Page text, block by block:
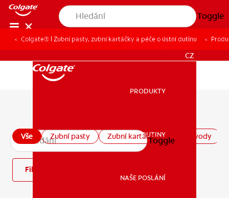
Toggle
ZDRAVÍ ÚSTNÍ DUTINY
CZ
PRODUKTY
ZDRAVÍ ÚSTNÍ DUTINY
NAŠE POSLÁNÍ
Toggle
Colgate® | Zubní pasty, zubní kartáčky a péče o ústní dutinu
Vše Zubní pasty Zubní kartáčky Ústní vody
Filtrovat